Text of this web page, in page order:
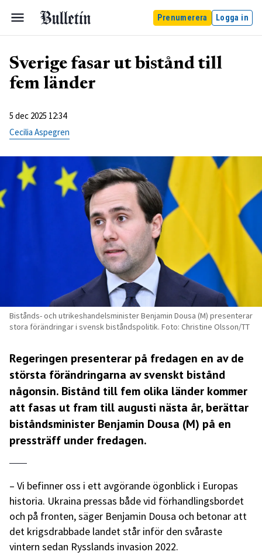
Prenumerera Logga in
Sverige fasar ut bistånd till
fem länder
5 dec 2025 12:34
Cecilia Aspegren
Bistånds- och utrikeshandelsminister Benjamin Dousa (M) presenterar
stora förändringar i svensk biståndspolitik. Foto: Christine Olsson/TT
Regeringen presenterar på fredagen en av de
största förändringarna av svenskt bistånd
någonsin. Bistånd till fem olika länder kommer
att fasas ut fram till augusti nästa år, berättar
biståndsminister Benjamin Dousa (M) på en
pressträff under fredagen.
– Vi befinner oss i ett avgörande ögonblick i Europas
historia. Ukraina pressas både vid förhandlingsbordet
och på fronten, säger Benjamin Dousa och betonar att
det krigsdrabbade landet står inför den svåraste
vintern sedan Rysslands invasion 2022.